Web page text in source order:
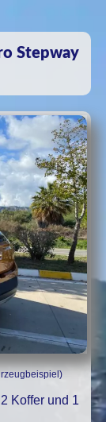
Stepway
Koffer und 1